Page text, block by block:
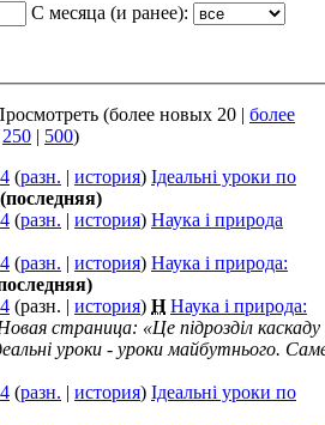
С месяца (и ранее):
(более новых 20 | более
250 | 500)
(разн. | история) Ідеальні уроки по
(последняя)
(разн. | история) Наука і природа
(разн. | история) Наука і природа:
(разн. | история) Н Наука і природа:
страница: «Це підрозділ каскаду
уроки - уроки майбутнього.
(разн. | история) Ідеальні уроки по